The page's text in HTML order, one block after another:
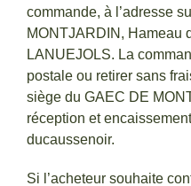
commande, à l’adresse
MONTJARDIN, Hameau
LANUEJOLS. La
postale ou retirer sans
siège du GAEC DE
réception et
ducaussenoir.
Si l’acheteur souhaite